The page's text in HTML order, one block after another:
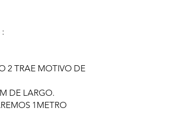
2 TRAE MOTIVO DE
DE LARGO.
1METRO